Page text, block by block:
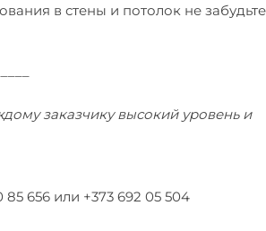
в стены и потолок не забудьте
заказчику высокий уровень и
656 или +373 692 05 504